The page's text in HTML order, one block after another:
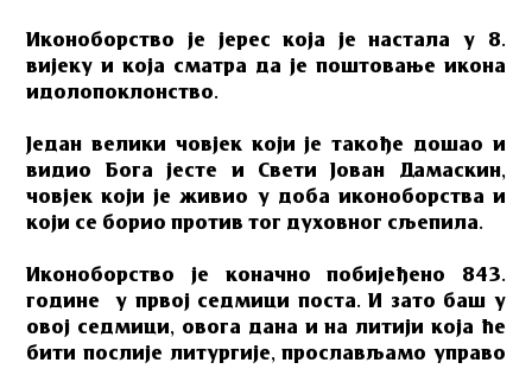
Иконоборство је јерес која је настала у 8.
вијеку и која сматра да је поштовање икона
идолопоклонство.
Један велики човјек који је такође дошао и
видио Бога јесте и Свети Јован Дамаскин,
човјек који је живио у доба иконоборства и
који се борио против тог духовног сљепила.
Иконоборство је коначно побијеђено 843.
године у првој седмици поста. И зато баш у
овој седмици, овога дана и на литији која ће
бити послије литургије, прослављамо управо